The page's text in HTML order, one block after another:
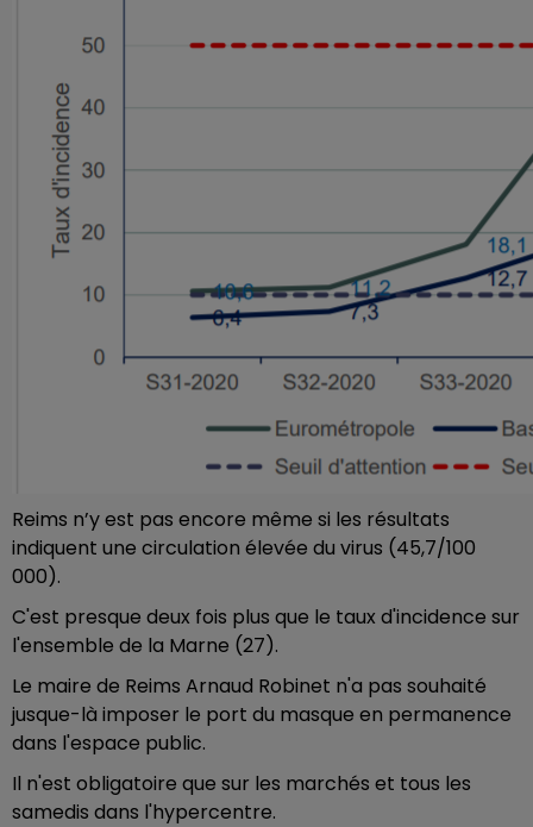
Reims n’y est pas encore même si les résultats
indiquent une circulation élevée du virus (45,7/100
000).
C'est presque deux fois plus que le taux d'incidence sur
l'ensemble de la Marne (27).
Le maire de Reims Arnaud Robinet n'a pas souhaité
jusque-là imposer le port du masque en permanence
dans l'espace public.
Il n'est obligatoire que sur les marchés et tous les
samedis dans l'hypercentre.